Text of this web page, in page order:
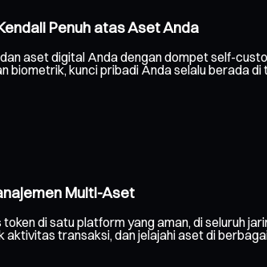
Penuh atas Aset Anda
aset digital Anda dengan dompet self-
biometrik, kunci pribadi Anda selalu berada
Multi-Aset
token di satu platform yang aman, di seluruh
transaksi, dan jelajahi aset di